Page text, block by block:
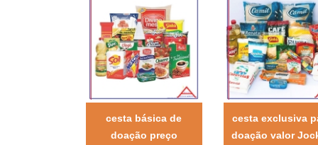
cesta básica de
doação preço
cesta exclusiva
doação valor